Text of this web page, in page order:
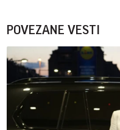
POVEZANE VESTI